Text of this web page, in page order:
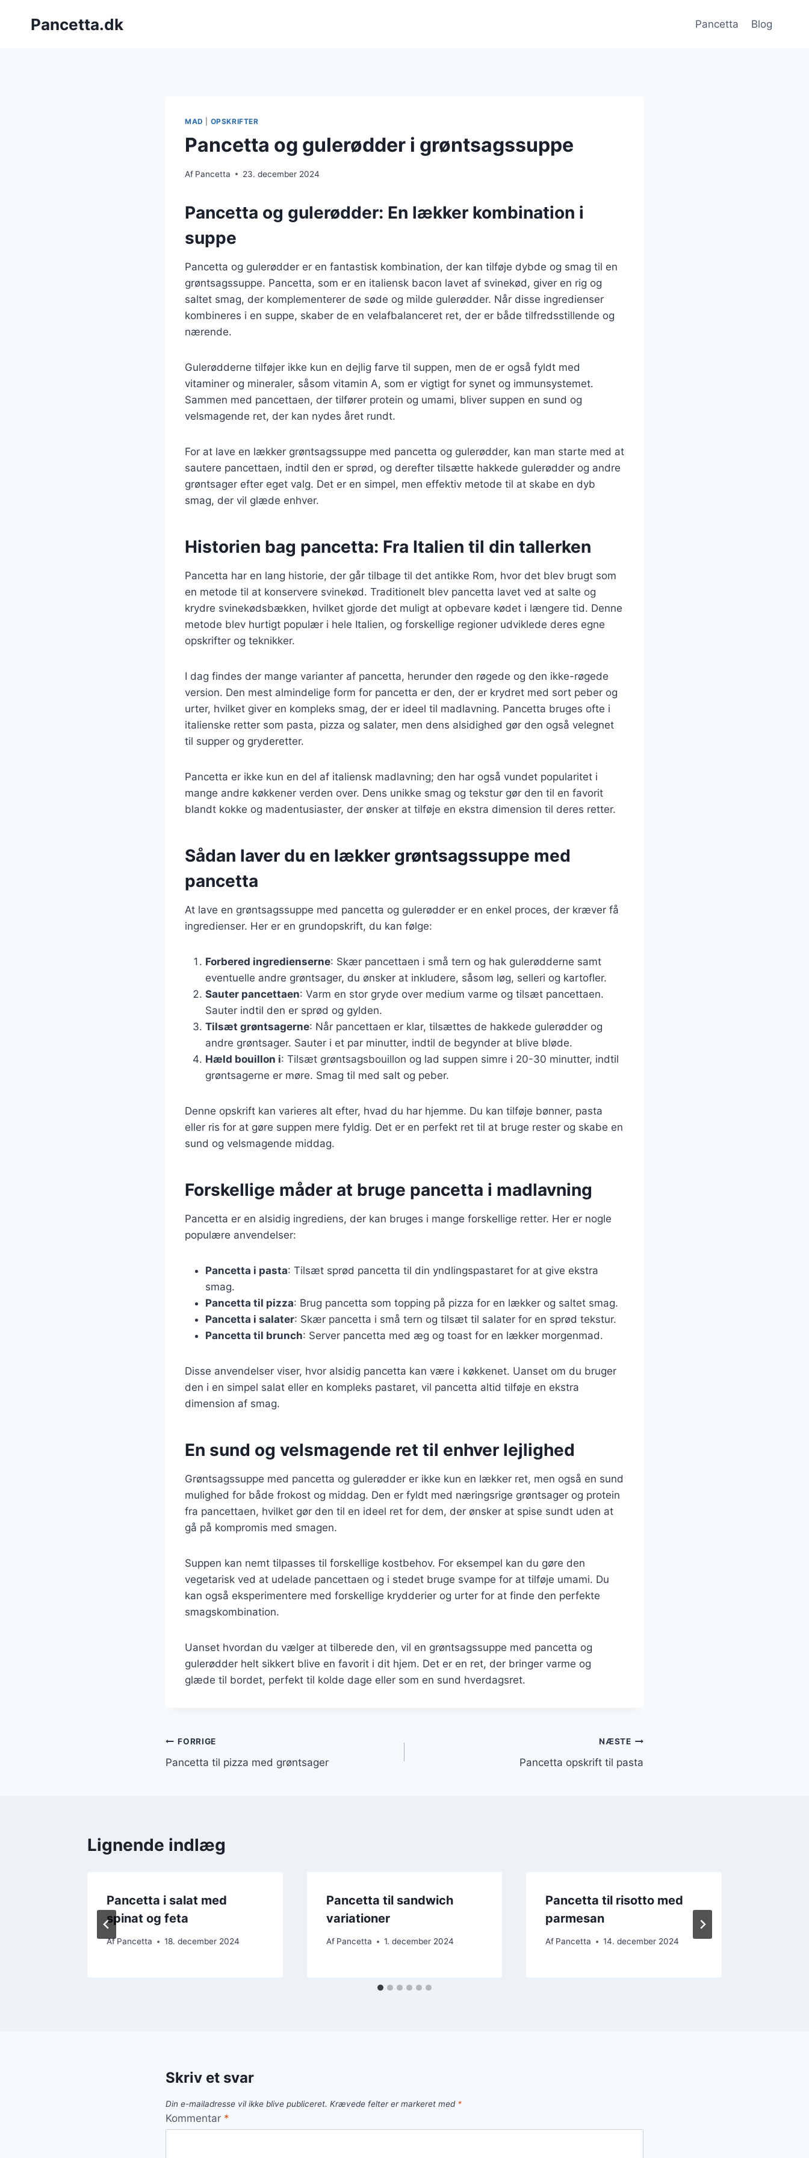
Pancetta.dk Pancetta Blog
MAD OPSKRIFTER
Pancetta og gulerødder i grøntsagssuppe
Af Pancetta 23. december 2024
Pancetta og gulerødder: En lækker kombination i
suppe
Pancetta og gulerødder er en fantastisk kombination, der kan tilføje dybde og smag til en
grøntsagssuppe. Pancetta, som er en italiensk bacon lavet af svinekød, giver en rig og
saltet smag, der komplementerer de søde og milde gulerødder. Når disse ingredienser
kombineres i en suppe, skaber de en velafbalanceret ret, der er både tilfredsstillende og
nærende.
Gulerødderne tilføjer ikke kun en dejlig farve til suppen, men de er også fyldt med
vitaminer og mineraler, såsom vitamin A, som er vigtigt for synet og immunsystemet.
Sammen med pancettaen, der tilfører protein og umami, bliver suppen en sund og
velsmagende ret, der kan nydes året rundt.
For at lave en lækker grøntsagssuppe med pancetta og gulerødder, kan man starte med at
sautere pancettaen, indtil den er sprød, og derefter tilsætte hakkede gulerødder og andre
grøntsager efter eget valg. Det er en simpel, men effektiv metode til at skabe en dyb
smag, der vil glæde enhver.
Historien bag pancetta: Fra Italien til din tallerken
Pancetta har en lang historie, der går tilbage til det antikke Rom, hvor det blev brugt som
en metode til at konservere svinekød. Traditionelt blev pancetta lavet ved at salte og
krydre svinekødsbækken, hvilket gjorde det muligt at opbevare kødet i længere tid. Denne
metode blev hurtigt populær i hele Italien, og forskellige regioner udviklede deres egne
opskrifter og teknikker.
I dag findes der mange varianter af pancetta, herunder den røgede og den ikke-røgede
version. Den mest almindelige form for pancetta er den, der er krydret med sort peber og
urter, hvilket giver en kompleks smag, der er ideel til madlavning. Pancetta bruges ofte i
italienske retter som pasta, pizza og salater, men dens alsidighed gør den også velegnet
til supper og gryderetter.
Pancetta er ikke kun en del af italiensk madlavning; den har også vundet popularitet i
mange andre køkkener verden over. Dens unikke smag og tekstur gør den til en favorit
blandt kokke og madentusiaster, der ønsker at tilføje en ekstra dimension til deres retter.
Sådan laver du en lækker grøntsagssuppe med
pancetta
At lave en grøntsagssuppe med pancetta og gulerødder er en enkel proces, der kræver få
ingredienser. Her er en grundopskrift, du kan følge:
Forbered ingredienserne: Skær pancettaen i små tern og hak gulerødderne samt
eventuelle andre grøntsager, du ønsker at inkludere, såsom løg, selleri og kartofler.
Sauter pancettaen: Varm en stor gryde over medium varme og tilsæt pancettaen.
Sauter indtil den er sprød og gylden.
Tilsæt grøntsagerne: Når pancettaen er klar, tilsættes de hakkede gulerødder og
andre grøntsager. Sauter i et par minutter, indtil de begynder at blive bløde.
Hæld bouillon i: Tilsæt grøntsagsbouillon og lad suppen simre i 20-30 minutter, indtil
grøntsagerne er møre. Smag til med salt og peber.
Denne opskrift kan varieres alt efter, hvad du har hjemme. Du kan tilføje bønner, pasta
eller ris for at gøre suppen mere fyldig. Det er en perfekt ret til at bruge rester og skabe en
sund og velsmagende middag.
Forskellige måder at bruge pancetta i madlavning
Pancetta er en alsidig ingrediens, der kan bruges i mange forskellige retter. Her er nogle
populære anvendelser:
Pancetta i pasta: Tilsæt sprød pancetta til din yndlingspastaret for at give ekstra
smag.
Pancetta til pizza: Brug pancetta som topping på pizza for en lækker og saltet smag.
Pancetta i salater: Skær pancetta i små tern og tilsæt til salater for en sprød tekstur.
Pancetta til brunch: Server pancetta med æg og toast for en lækker morgenmad.
Disse anvendelser viser, hvor alsidig pancetta kan være i køkkenet. Uanset om du bruger
den i en simpel salat eller en kompleks pastaret, vil pancetta altid tilføje en ekstra
dimension af smag.
En sund og velsmagende ret til enhver lejlighed
Grøntsagssuppe med pancetta og gulerødder er ikke kun en lækker ret, men også en sund
mulighed for både frokost og middag. Den er fyldt med næringsrige grøntsager og protein
fra pancettaen, hvilket gør den til en ideel ret for dem, der ønsker at spise sundt uden at
gå på kompromis med smagen.
Suppen kan nemt tilpasses til forskellige kostbehov. For eksempel kan du gøre den
vegetarisk ved at udelade pancettaen og i stedet bruge svampe for at tilføje umami. Du
kan også eksperimentere med forskellige krydderier og urter for at finde den perfekte
smagskombination.
Uanset hvordan du vælger at tilberede den, vil en grøntsagssuppe med pancetta og
gulerødder helt sikkert blive en favorit i dit hjem. Det er en ret, der bringer varme og
glæde til bordet, perfekt til kolde dage eller som en sund hverdagsret.
Indlægsnavigation
FORRIGE
Pancetta til pizza med grøntsager
NÆSTE
Pancetta opskrift til pasta
Lignende indlæg
Pancetta i salat med
spinat og feta
Af Pancetta 18. december 2024
Pancetta til sandwich
variationer
Af Pancetta 1. december 2024
Pancetta til risotto med
parmesan
Af Pancetta 14. december 2024
Skriv et svar
Din e-mailadresse vil ikke blive publiceret. Krævede felter er markeret med *
Kommentar *